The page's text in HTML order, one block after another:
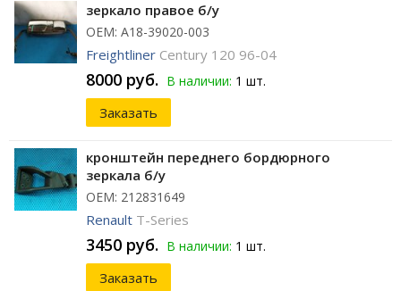
зеркало правое б/у
ОЕМ: A18-39020-003
Freightliner Century 120 96-04
8000 руб. В наличии: 1 шт.
Заказать
кронштейн переднего бордюрного
зеркала б/у
ОЕМ: 212831649
Renault T-Series
3450 руб. В наличии: 1 шт.
Заказать